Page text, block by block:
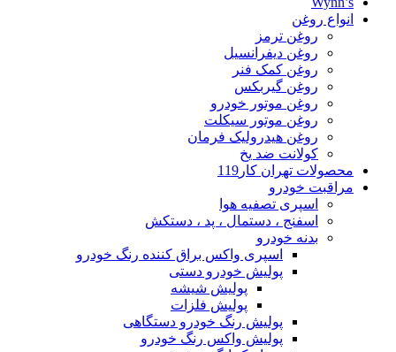
انواع روغن
روغن ترمز
روغن دیفرانسیل
روغن کمک فنر
روغن گیربکس
روغن موتور خودرو
روغن موتور سیکلت
روغن هیدرولیک فرمان
کولانت ضد یخ
محصولات تهران کار119
مراقبت خودرو
اسپری تصفیه هوا
اسفنج ، دستمال ، پد ، دستکش
بدنه خودرو
اسپری واکس براق کننده رنگ خودرو
پولیش خودرو دستی
پولیش شیشه
پولیش فلزات
پولیش رنگ خودرو دستگاهی
پولیش واکس رنگ خودرو